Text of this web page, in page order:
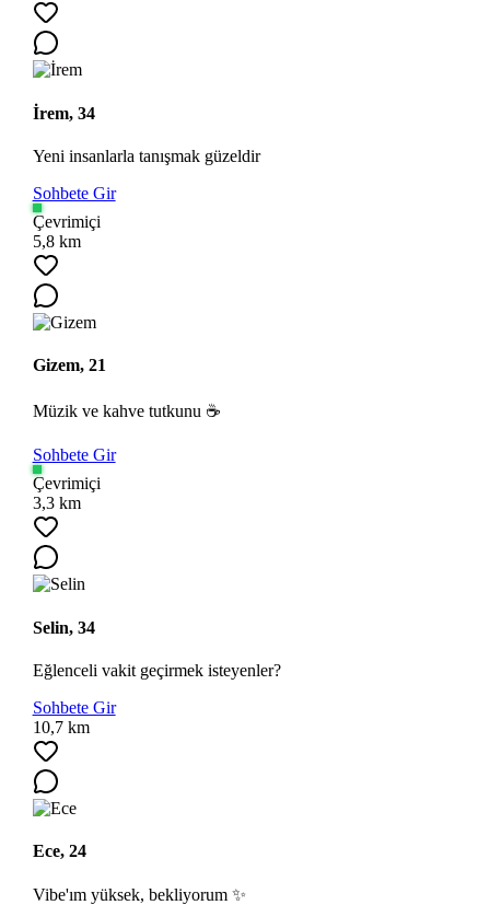
İrem, 34
Yeni insanlarla tanışmak güzeldir
Sohbete Gir
Çevrimiçi
5,8 km
Gizem, 21
Müzik ve kahve tutkunu ☕
Sohbete Gir
Çevrimiçi
3,3 km
Selin, 34
Eğlenceli vakit geçirmek isteyenler?
Sohbete Gir
10,7 km
Ece, 24
Vibe'ım yüksek, bekliyorum ✨